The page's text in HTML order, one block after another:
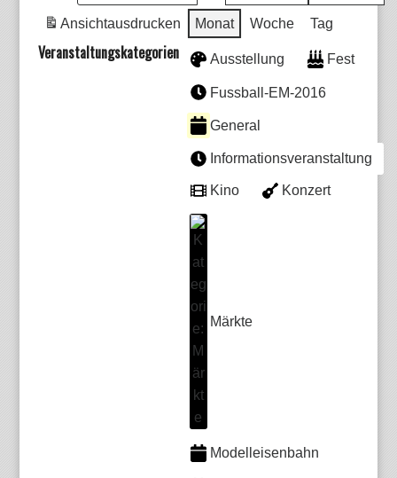
Ansichtausdrucken Monat Woche Tag
Veranstaltungskategorien Ausstellung Fest
Fussball-EM-2016
General
Informationsveranstaltung
Kino Konzert
Märkte
Modelleisenbahn